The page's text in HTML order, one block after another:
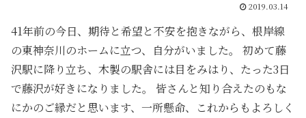
2019.03.14
41年前の今日、期待と希望と不安を抱きながら、根岸線
の東神奈川のホームに立つ、自分がいました。 初めて藤
沢駅に降り立ち、木製の駅舎には目をみはり、たった3日
で藤沢が好きになりました。 皆さんと知り合えたのもな
にかのご縁だと思います、一所懸命、これからもよろしく